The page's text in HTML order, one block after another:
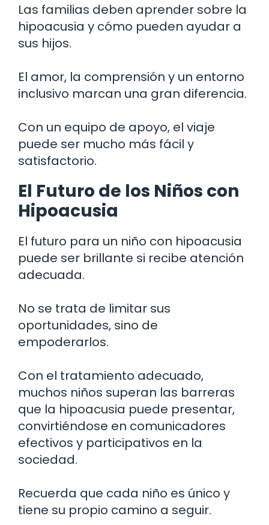
Las familias deben aprender sobre la
hipoacusia y cómo pueden ayudar a
sus hijos.
El amor, la comprensión y un entorno
inclusivo marcan una gran diferencia.
Con un equipo de apoyo, el viaje
puede ser mucho más fácil y
satisfactorio.
El Futuro de los Niños con
Hipoacusia
El futuro para un niño con hipoacusia
puede ser brillante si recibe atención
adecuada.
No se trata de limitar sus
oportunidades, sino de
empoderarlos.
Con el tratamiento adecuado,
muchos niños superan las barreras
que la hipoacusia puede presentar,
convirtiéndose en comunicadores
efectivos y participativos en la
sociedad.
Recuerda que cada niño es único y
tiene su propio camino a seguir.